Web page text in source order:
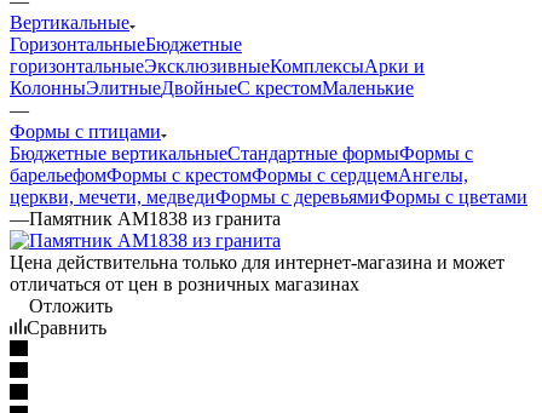
Вертикальные
ГоризонтальныеБюджетные
горизонтальныеЭксклюзивныеКомплексыАрки и
КолонныЭлитныеДвойныеС крестомМаленькие
—
Формы с птицами
Бюджетные вертикальныеСтандартные формыФормы с
барельефомФормы с крестомФормы с сердцемАнгелы,
церкви, мечети, медведиФормы с деревьямиФормы с цветами
—Памятник AM1838 из гранита
Цена действительна только для интернет-магазина и может
отличаться от цен в розничных магазинах
Отложить
Сравнить